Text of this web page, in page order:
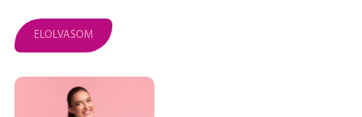
ELOLVASOM